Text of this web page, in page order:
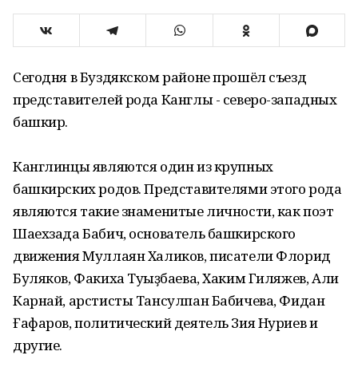
Сегодня в Буздякском районе прошёл съезд
представителей рода Канглы - северо-западных
башкир.
Канглинцы являются один из крупных
башкирских родов. Представителями этого рода
являются такие знаменитые личности, как поэт
Шаехзада Бабич, основатель башкирского
движения Муллаян Халиков, писатели Флорид
Буляков, Факиха Туғыҙбаева, Хаким Гиляжев, Али
Карнай, арстисты Тансулпан Бабичева, Фидан
Ғафаров, политический деятель Зия Нуриев и
другие.